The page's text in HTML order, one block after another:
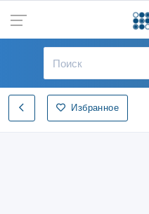
Избранное